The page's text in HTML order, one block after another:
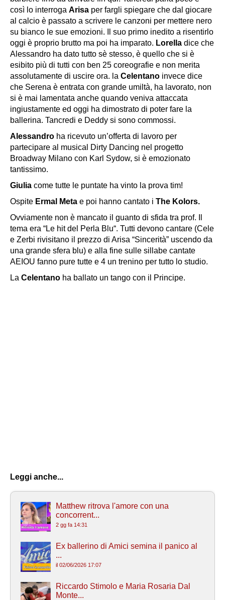
così lo interroga Arisa per fargli spiegare che dal giocare
al calcio è passato a scrivere le canzoni per mettere nero
su bianco le sue emozioni. Il suo primo inedito a risentirlo
oggi è proprio brutto ma poi ha imparato. Lorella dice che
Alessandro ha dato tutto sè stesso, è quello che si è
esibito più di tutti con ben 25 coreografie e non merita
assolutamente di uscire ora. la Celentano invece dice
che Serena è entrata con grande umiltà, ha lavorato, non
si è mai lamentata anche quando veniva attaccata
ingiustamente ed oggi ha dimostrato di poter fare la
ballerina. Tancredi e Deddy si sono commossi.
Alessandro ha ricevuto un’offerta di lavoro per
partecipare al musical Dirty Dancing nel progetto
Broadway Milano con Karl Sydow, si è emozionato
tantissimo.
Giulia come tutte le puntate ha vinto la prova tim!
Ospite Ermal Meta e poi hanno cantato i The Kolors.
Ovviamente non è mancato il guanto di sfida tra prof. Il
tema era “Le hit del Perla Blu“. Tutti devono cantare (Cele
e Zerbi rivisitano il prezzo di Arisa “Sincerità” uscendo da
una grande sfera blu) e alla fine sulle sillabe cantate
AEIOU fanno pure tutte e 4 un trenino per tutto lo studio.
La Celentano ha ballato un tango con il Principe.
Leggi anche...
Matthew ritrova l'amore con una
concorrent...
2 gg fa 14:31
Ex ballerino di Amici semina il panico al
...
il 02/06/2026 17:07
Riccardo Stimolo e Maria Rosaria Dal
Monte...